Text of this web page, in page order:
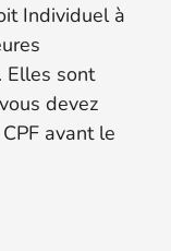
Individuel à
Elles sont
devez
avant le